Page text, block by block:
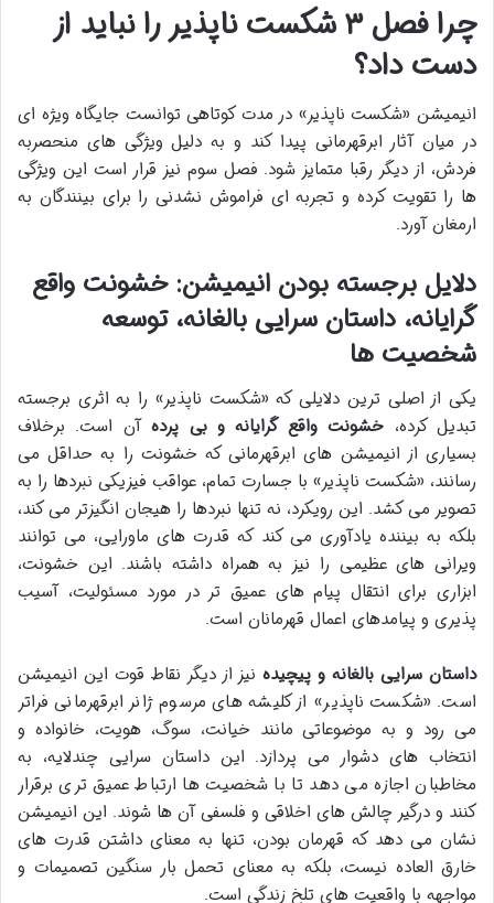
چرا فصل ۳ شکست ناپذیر را نباید از
دست داد؟
انیمیشن «شکست ناپذیر» در مدت کوتاهی توانست جایگاه ویژه ای
در میان آثار ابرقهرمانی پیدا کند و به دلیل ویژگی های منحصربه
فردش، از دیگر رقبا متمایز شود. فصل سوم نیز قرار است این ویژگی
ها را تقویت کرده و تجربه ای فراموش نشدنی را برای بینندگان به
ارمغان آورد.
دلایل برجسته بودن انیمیشن: خشونت واقع
گرایانه، داستان سرایی بالغانه، توسعه
شخصیت ها
یکی از اصلی ترین دلایلی که «شکست ناپذیر» را به اثری برجسته
تبدیل کرده، خشونت واقع گرایانه و بی پردهآن است. برخلاف
بسیاری از انیمیشن های ابرقهرمانی که خشونت را به حداقل می
رسانند، «شکست ناپذیر» با جسارت تمام، عواقب فیزیکی نبردها را به
تصویر می کشد. این رویکرد، نه تنها نبردها را هیجان انگیزتر می کند،
بلکه به بیننده یادآوری می کند که قدرت های ماورایی، می توانند
ویرانی های عظیمی را نیز به همراه داشته باشند. این خشونت،
ابزاری برای انتقال پیام های عمیق تر در مورد مسئولیت، آسیب
پذیری و پیامدهای اعمال قهرمانان است.
داستان سرایی بالغانه و پیچیدهنیز از دیگر نقاط قوت این انیمیشن
است. «شکست ناپذیر» از کلیشه های مرسوم ژانر ابرقهرمانی فراتر
می رود و به موضوعاتی مانند خیانت، سوگ، هویت، خانواده و
انتخاب های دشوار می پردازد. این داستان سرایی چندلایه، به
مخاطبان اجازه می دهد تا با شخصیت ها ارتباط عمیق تری برقرار
کنند و درگیر چالش های اخلاقی و فلسفی آن ها شوند. این انیمیشن
نشان می دهد که قهرمان بودن، تنها به معنای داشتن قدرت های
خارق العاده نیست، بلکه به معنای تحمل بار سنگین تصمیمات و
مواجهه با واقعیت های تلخ زندگی است.